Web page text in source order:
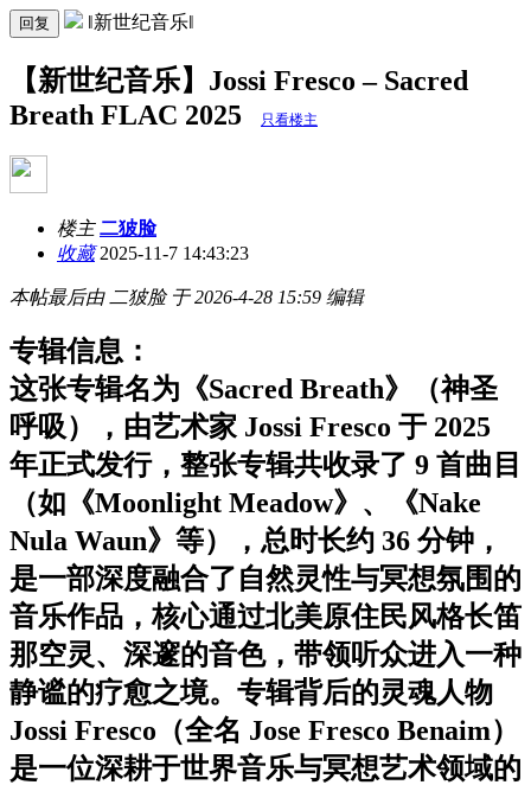
回复 ‖新世纪音乐‖
【新世纪音乐】Jossi Fresco – Sacred
Breath FLAC 2025
只看楼主
楼主 二狓脸
收藏2025-11-7 14:43:23
本帖最后由 二狓脸 于 2026-4-28 15:59 编辑
专辑信息：
这张专辑名为《Sacred Breath》（神圣
呼吸），由艺术家 Jossi Fresco 于 2025
年正式发行，整张专辑共收录了 9 首曲目
（如《Moonlight Meadow》、《Nake
Nula Waun》等），总时长约 36 分钟，
是一部深度融合了自然灵性与冥想氛围的
音乐作品，核心通过北美原住民风格长笛
那空灵、深邃的音色，带领听众进入一种
静谧的疗愈之境。专辑背后的灵魂人物
Jossi Fresco（全名 Jose Fresco Benaim）
是一位深耕于世界音乐与冥想艺术领域的